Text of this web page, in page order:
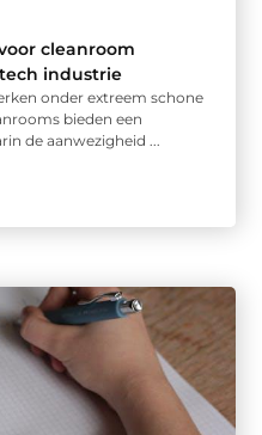
cleanroom
industrie
onder extreem schone
bieden een
de aanwezigheid ...